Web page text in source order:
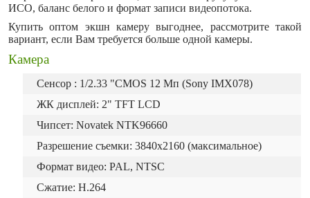
ИСО, баланс белого и формат записи видеопотока.
Купить оптом экшн камеру выгоднее, рассмотрите такой
вариант, если Вам требуется больше одной камеры.
Камера
Сенсор : 1/2.33 "CMOS 12 Мп (Sony IMX078)
ЖК дисплей: 2" TFT LCD
Чипсет: Novatek NTK96660
Разрешение съемки: 3840х2160 (максимальное)
Формат видео: PAL, NTSC
Сжатие: H.264